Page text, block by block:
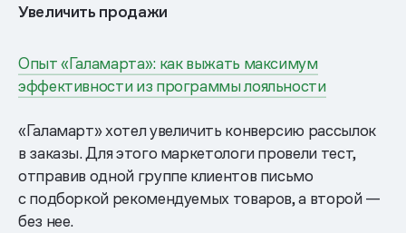
Увеличить продажи
Опыт «Галамарта»: как выжать максимум
эффективности из программы лояльности
«Галамарт» хотел увеличить конверсию рассылок
в заказы. Для этого маркетологи провели тест,
отправив одной группе клиентов письмо
с подборкой рекомендуемых товаров, а второй —
без нее.